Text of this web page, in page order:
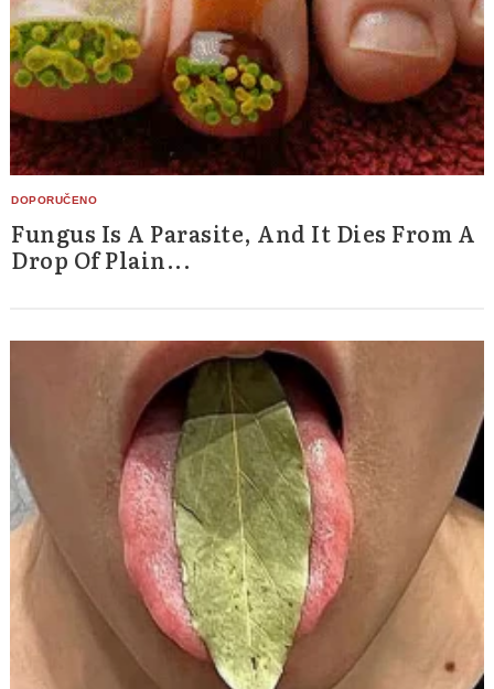
Fungus Is A Parasite, And It Dies From A
Drop Of Plain...